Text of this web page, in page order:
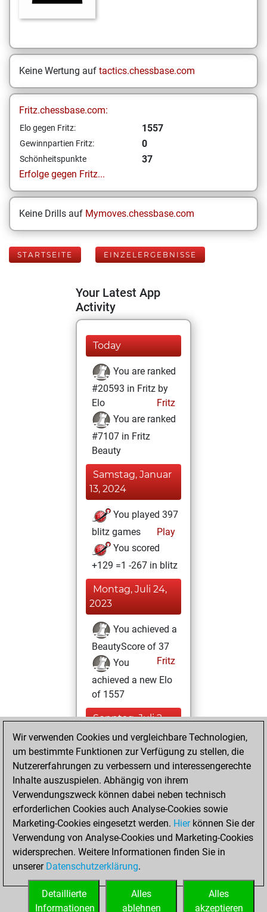
Keine Wertung auf tactics.chessbase.com
Fritz.chessbase.com:
Elo gegen Fritz: 1557
Gewinnpartien Fritz: 0
Schönheitspunkte
37
Erfolge gegen Fritz...
Keine Drills auf Mymoves.chessbase.com
STARTSEITE EINZELERGEBNISSE
Your Latest App
Activity
Today
You are ranked
#20593 in Fritz by
Elo
Fritz
You are ranked
#7107 in Fritz
Beauty
Samstag, Januar
13, 2024
You played 397
blitz games
Play
You scored
+129 =1 -267 in blitz
Montag, Juli 24,
2023
You achieved a
BeautyScore of 37
Fritz
You
achieved a new Elo
of 1557
Sonntag, Juli 2,
2023
You created
your Fritz account
Fritz
Sonntag,
Mai 2, 2021
You played 3
bullet games
Play
You scored +0
=0 -3 in bullet
Wir verwenden Cookies und vergleichbare Technologien,
um bestimmte Funktionen zur Verfügung zu stellen, die
Nutzererfahrungen zu verbessern und interessengerechte
Inhalte auszuspielen. Abhängig von ihrem
Verwendungszweck können dabei neben technisch
erforderlichen Cookies auch Analyse-Cookies sowie
Marketing-Cookies eingesetzt werden. Hierkönnen Sie der
Verwendung von Analyse-Cookies und Marketing-Cookies
widersprechen. Weitere Informationen finden Sie in
unserer Datenschutzerklärung.
Alles
akzeptieren
Alles
ablehnen
Detaillierte
Informationen